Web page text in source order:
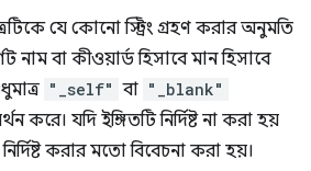
যে কোনো স্ট্রিং গ্রহণ করার অনুমতি
নাম বা কীওয়ার্ড হিসাবে মান হিসাবে
"_self" বা "_blank"
করে। যদি ইঙ্গিতটি নির্দিষ্ট না করা হয়
নির্দিষ্ট করার মতো বিবেচনা করা হয়।